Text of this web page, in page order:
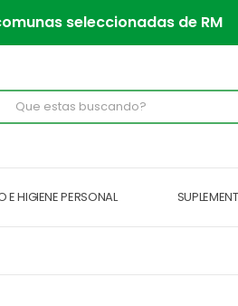
seleccionadas de RM
E HIGIENE PERSONAL